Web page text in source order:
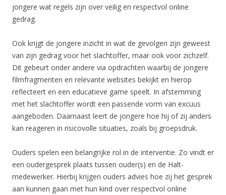
jongere wat regels zijn over veilig en respectvol online
gedrag.
Ook krijgt de jongere inzicht in wat de gevolgen zijn geweest
van zijn gedrag voor het slachtoffer, maar ook voor zichzelf.
Dit gebeurt onder andere via opdrachten waarbij de jongere
filmfragmenten en relevante websites bekijkt en hierop
reflecteert en een educatieve game speelt. In afstemming
met het slachtoffer wordt een passende vorm van excuus
aangeboden. Daarnaast leert de jongere hoe hij of zij anders
kan reageren in risicovolle situaties, zoals bij groepsdruk.
Ouders spelen een belangrijke rol in de interventie. Zo vindt er
een oudergesprek plaats tussen ouder(s) en de Halt-
medewerker. Hierbij krijgen ouders advies hoe zij het gesprek
aan kunnen gaan met hun kind over respectvol online